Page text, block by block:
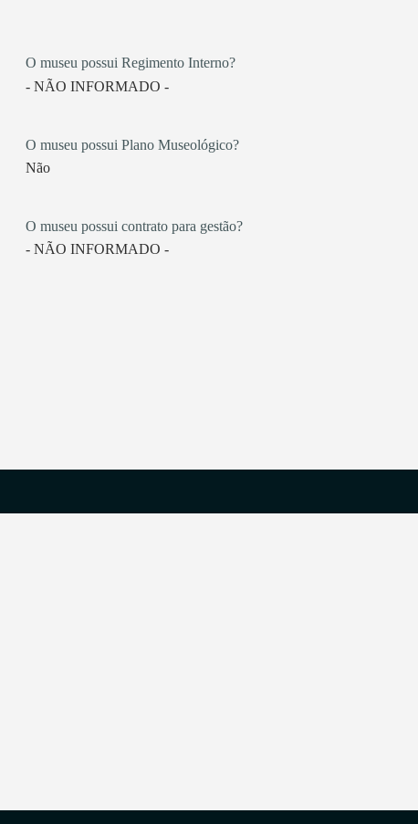
O museu possui Regimento Interno?
- NÃO INFORMADO -
O museu possui Plano Museológico?
Não
O museu possui contrato para gestão?
- NÃO INFORMADO -